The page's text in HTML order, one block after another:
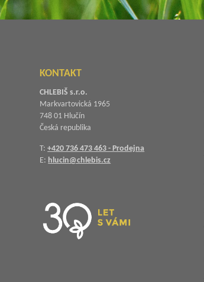
KONTAKT
CHLEBIŠ s.r.o.
Markvartovická 1965
748 01 Hlučín
Česká republika
T:+420 736 473 463 - Prodejna
E: hlucin@chlebis.cz